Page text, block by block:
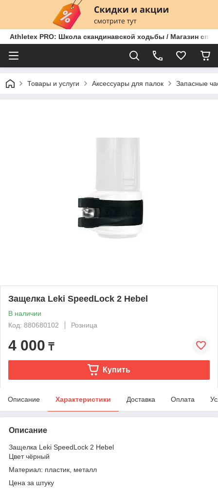
Athletex PRO: Школа скандинавской ходьбы / Магазин
Товары и услуги Аксессуары для палок Запасные
Защелка Leki SpeedLock 2 Hebel
В наличии
Код: 880680102
Розница
4 000 ₸
Купить
Описание Характеристики Доставка Оплата
Описание
Защелка Leki SpeedLock 2 Hebel
Цвет чёрный
Материал: пластик, металл
Цена за штуку